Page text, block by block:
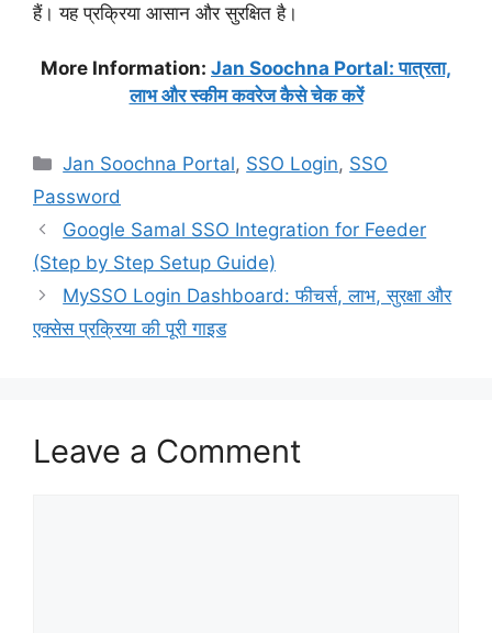
हैं। यह प्रक्रिया आसान और सुरक्षित है।
More Information: Jan Soochna Portal: पात्रता,
लाभ और स्कीम कवरेज कैसे चेक करें
Categories
Jan Soochna Portal, SSO Login, SSO
Password
Google Samal SSO Integration for Feeder
(Step by Step Setup Guide)
MySSO Login Dashboard: फीचर्स, लाभ, सुरक्षा और
एक्सेस प्रक्रिया की पूरी गाइड
Leave a Comment